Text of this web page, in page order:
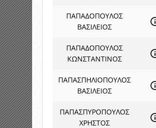
ΠΑΠΑΔΟΠΟΥΛΟΣ
ΒΑΣΙΛΕΙΟΣ
ΠΑΠΑΔΟΠΟΥΛΟΣ
ΚΩΝΣΤΑΝΤΙΝΟΣ
ΠΑΠΑΣΠΗΛΙΟΠΟΥΛΟΣ
ΒΑΣΙΛΕΙΟΣ
ΠΑΠΑΣΠΥΡΟΠΟΥΛΟΣ
ΧΡΗΣΤΟΣ